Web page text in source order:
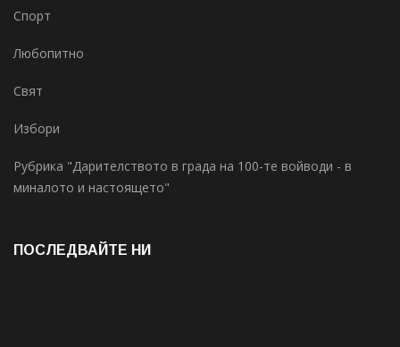
Спорт
Любопитно
Свят
Избори
Рубрика "Дарителството в града на 100-те войводи - в
миналото и настоящето"
ПОСЛЕДВАЙТЕ НИ